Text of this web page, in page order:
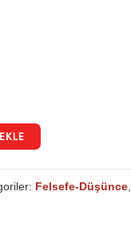
Felsefe-Düşünce,